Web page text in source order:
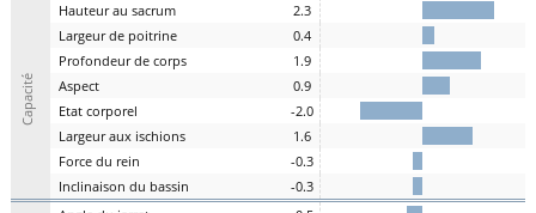
Capacité
Hauteur au sacrum
2.3
Largeur de poitrine
0.4
Profondeur de corps
1.9
Aspect
0.9
Etat corporel
-2.0
Largeur aux ischions
1.6
Force du rein
-0.3
Inclinaison du bassin -0.3